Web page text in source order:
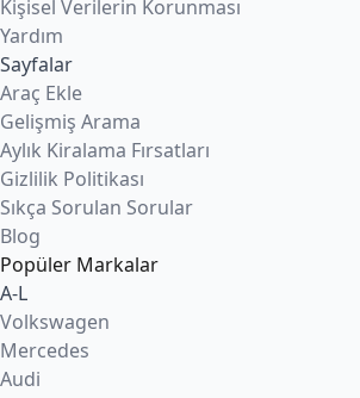
Kişisel Verilerin Korunması
Yardım
Sayfalar
Araç Ekle
Gelişmiş Arama
Aylık Kiralama Fırsatları
Gizlilik Politikası
Sıkça Sorulan Sorular
Blog
Popüler Markalar
A-L
Volkswagen
Mercedes
Audi